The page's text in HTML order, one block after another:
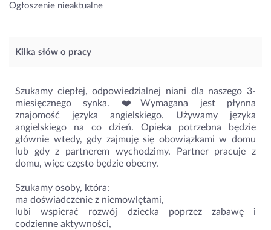
Ogłoszenie nieaktualne
Kilka słów o pracy
Szukamy ciepłej, odpowiedzialnej niani dla naszego 3-
miesięcznego synka. ❤️Wymagana jest płynna
znajomość języka angielskiego. Używamy języka
angielskiego na co dzień. Opieka potrzebna będzie
głównie wtedy, gdy zajmuję się obowiązkami w domu
lub gdy z partnerem wychodzimy. Partner pracuje z
domu, więc często będzie obecny.
Szukamy osoby, która:
ma doświadczenie z niemowlętami,
lubi wspierać rozwój dziecka poprzez zabawę i
codzienne aktywności,